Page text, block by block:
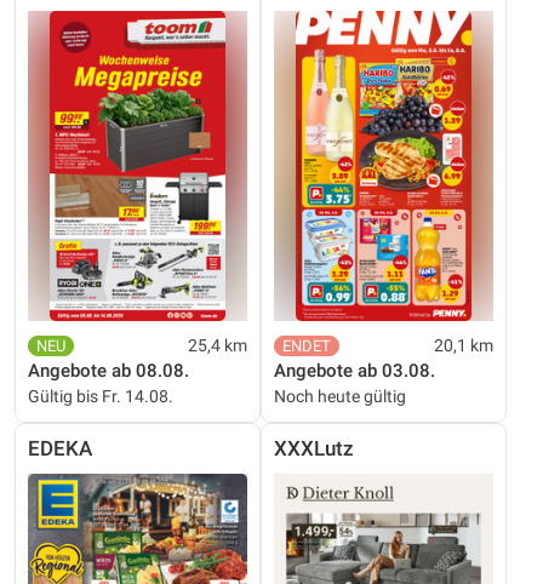
25,4 km
Angebote ab 08.08.
Gültig bis Fr. 14.08.
20,1 km
Angebote ab 03.08.
Noch heute gültig
EDEKA XXXLutz